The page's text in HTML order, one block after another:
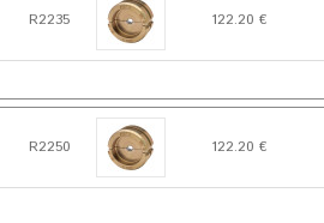
R2235 122.20 €
R2250 122.20 €